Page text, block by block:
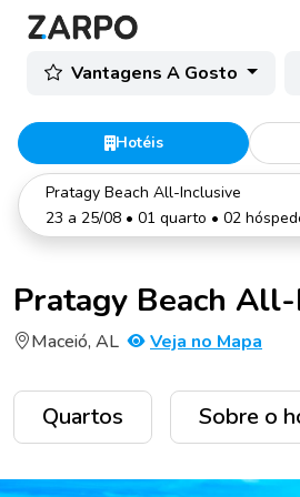
Vantagens A Gosto
Hotéis
Pratagy Beach All-Inclusive
23 a 25/08 • 01 quarto • 02
Pratagy Beach
Maceió, AL Veja no Mapa
Quartos Sobre o